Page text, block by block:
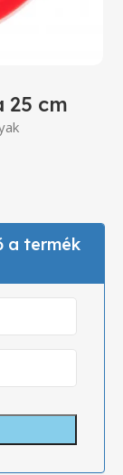
25 cm
a termék